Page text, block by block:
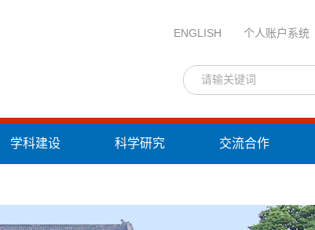
ENGLISH 个人账户系统
学科建设 科学研究 交流合作